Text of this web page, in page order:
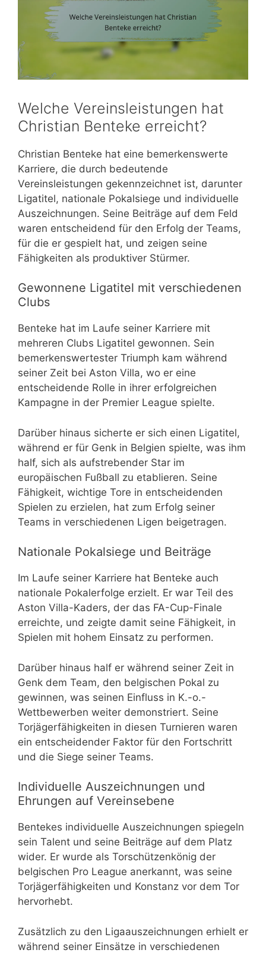
Welche Vereinsleistungen hat
Christian Benteke erreicht?
Christian Benteke hat eine bemerkenswerte
Karriere, die durch bedeutende
Vereinsleistungen gekennzeichnet ist, darunter
Ligatitel, nationale Pokalsiege und individuelle
Auszeichnungen. Seine Beiträge auf dem Feld
waren entscheidend für den Erfolg der Teams,
für die er gespielt hat, und zeigen seine
Fähigkeiten als produktiver Stürmer.
Gewonnene Ligatitel mit verschiedenen
Clubs
Benteke hat im Laufe seiner Karriere mit
mehreren Clubs Ligatitel gewonnen. Sein
bemerkenswertester Triumph kam während
seiner Zeit bei Aston Villa, wo er eine
entscheidende Rolle in ihrer erfolgreichen
Kampagne in der Premier League spielte.
Darüber hinaus sicherte er sich einen Ligatitel,
während er für Genk in Belgien spielte, was ihm
half, sich als aufstrebender Star im
europäischen Fußball zu etablieren. Seine
Fähigkeit, wichtige Tore in entscheidenden
Spielen zu erzielen, hat zum Erfolg seiner
Teams in verschiedenen Ligen beigetragen.
Nationale Pokalsiege und Beiträge
Im Laufe seiner Karriere hat Benteke auch
nationale Pokalerfolge erzielt. Er war Teil des
Aston Villa-Kaders, der das FA-Cup-Finale
erreichte, und zeigte damit seine Fähigkeit, in
Spielen mit hohem Einsatz zu performen.
Darüber hinaus half er während seiner Zeit in
Genk dem Team, den belgischen Pokal zu
gewinnen, was seinen Einfluss in K.-o.-
Wettbewerben weiter demonstriert. Seine
Torjägerfähigkeiten in diesen Turnieren waren
ein entscheidender Faktor für den Fortschritt
und die Siege seiner Teams.
Individuelle Auszeichnungen und
Ehrungen auf Vereinsebene
Bentekes individuelle Auszeichnungen spiegeln
sein Talent und seine Beiträge auf dem Platz
wider. Er wurde als Torschützenkönig der
belgischen Pro League anerkannt, was seine
Torjägerfähigkeiten und Konstanz vor dem Tor
hervorhebt.
Zusätzlich zu den Ligaauszeichnungen erhielt er
während seiner Einsätze in verschiedenen